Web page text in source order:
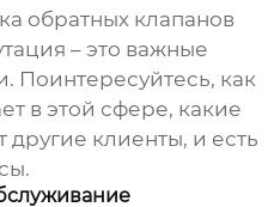
обратных клапанов
– это важные
Поинтересуйтесь, как
в этой сфере, какие
другие клиенты, и есть